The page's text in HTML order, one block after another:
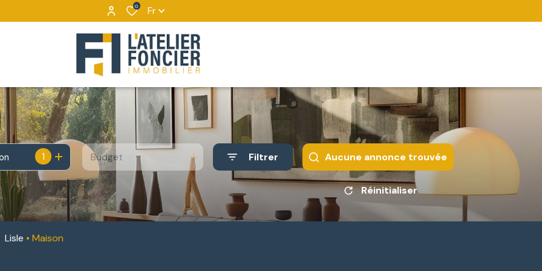
0 Fr
1 Budget Filtrer Aucune annonce trouvée
Réinitialiser
Lisle Maison